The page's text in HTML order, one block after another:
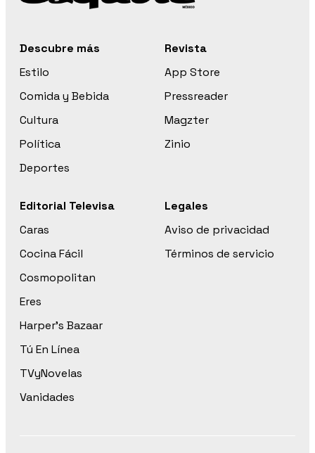
Descubre más
Estilo
Comida y Bebida
Cultura
Política
Deportes
Revista
App Store
Pressreader
Magzter
Zinio
Editorial Televisa
Caras
Cocina Fácil
Cosmopolitan
Eres
Harper’s Bazaar
Tú En Línea
TVyNovelas
Vanidades
Legales
Aviso de privacidad
Términos de servicio